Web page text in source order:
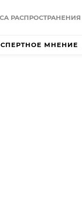
РАСПРОСТРАНЕНИЯ
МНЕНИЕ